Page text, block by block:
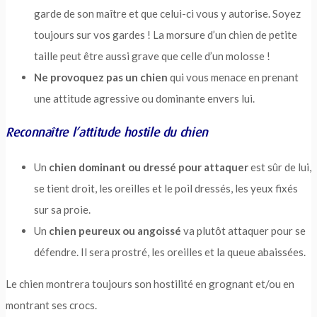
garde de son maître et que celui-ci vous y autorise. Soyez
toujours sur vos gardes ! La morsure d’un chien de petite
taille peut être aussi grave que celle d’un molosse !
Ne provoquez pas un chien qui vous menace en prenant
une attitude agressive ou dominante envers lui.
Reconnaître l’attitude hostile du chien
Un chien dominant ou dressé pour attaquerest sûr de lui,
se tient droit, les oreilles et le poil dressés, les yeux fixés
sur sa proie.
Un chien peureux ou angoissé va plutôt attaquer pour se
défendre. Il sera prostré, les oreilles et la queue abaissées.
Le chien montrera toujours son hostilité en grognant et/ou en
montrant ses crocs.